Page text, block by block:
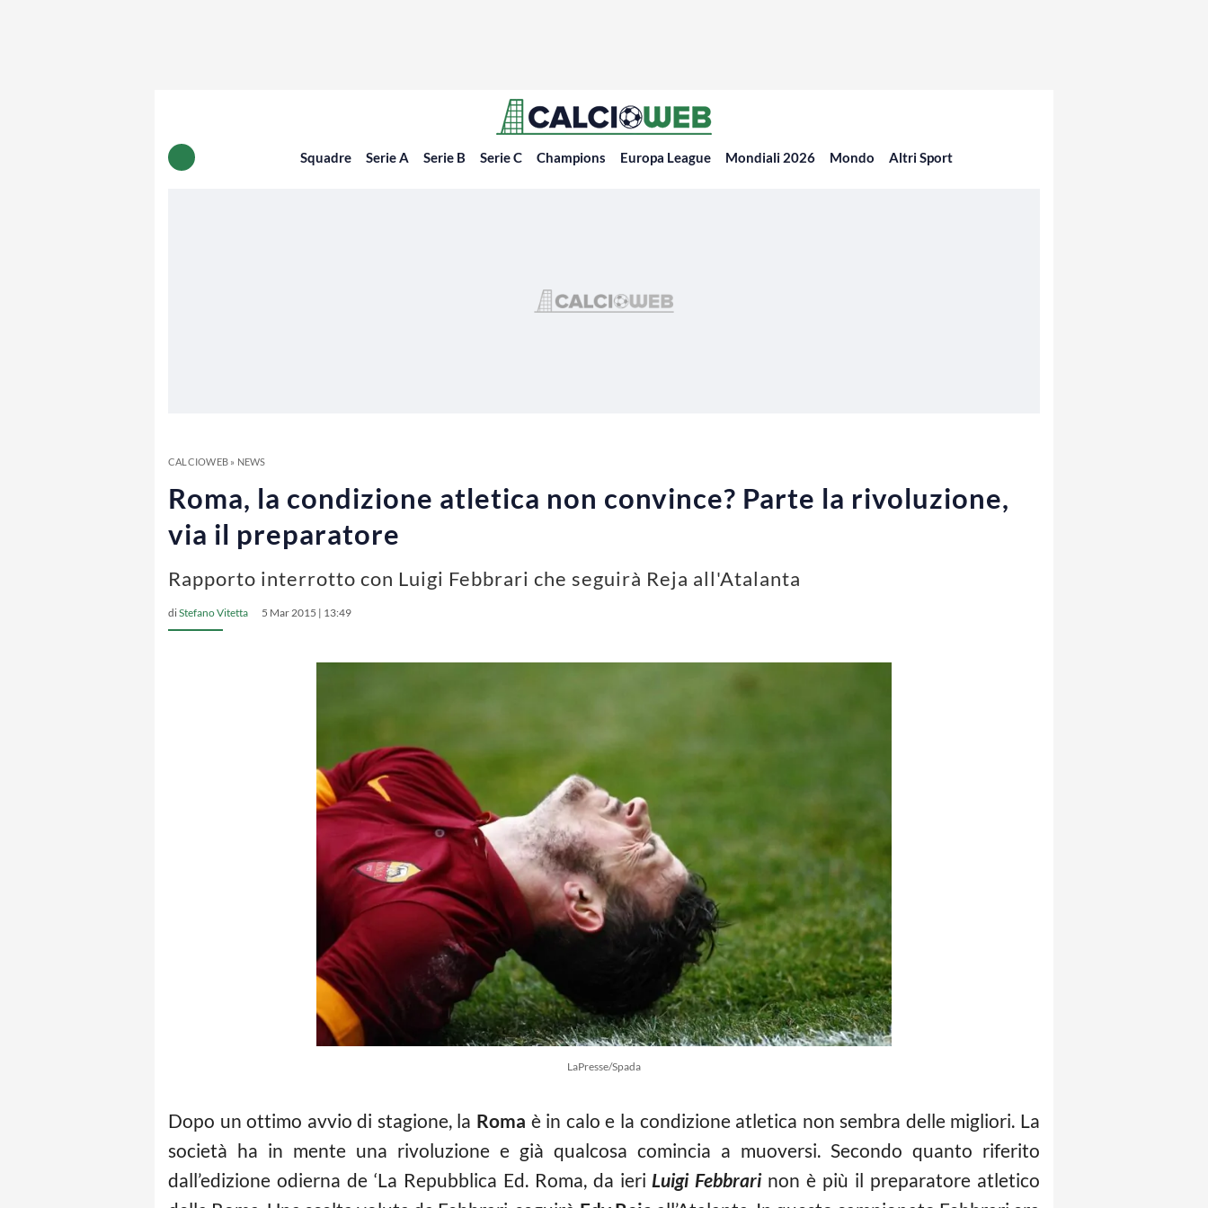
Squadre Serie A Serie B Serie C Champions Europa League Mondiali 2026 Mondo Altri Sport
CALCIOWEB» NEWS
Roma, la condizione atletica non convince? Parte la rivoluzione,
via il preparatore
Rapporto interrotto con Luigi Febbrari che seguirà Reja all'Atalanta
diStefano Vitetta 5 Mar 2015 | 13:49
LaPresse/Spada
Dopo un ottimo avvio di stagione, la Roma è in calo e la condizione atletica non sembra delle migliori. La
società ha in mente una rivoluzione e già qualcosa comincia a muoversi. Secondo quanto riferito
dall’edizione odierna de ‘La Repubblica Ed. Roma, da ieri Luigi Febbrari non è più il preparatore atletico